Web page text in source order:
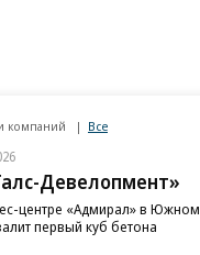
компаний Все
Девелопмент»
центре «Адмирал» в Южном
первый куб бетона